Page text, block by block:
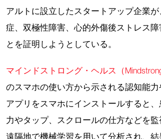
アルトに設立したスタートアップ企業
症、双極性障害、心的外傷後ストレス
とを証明しようとしている。
マインドストロング・ヘルス（Mindstrong
のスマホの使い方から示される認知能
アプリをスマホにインストールすると
力やタップ、スクロールの仕方などを
遠隔地で機械学習を用いて分析され、